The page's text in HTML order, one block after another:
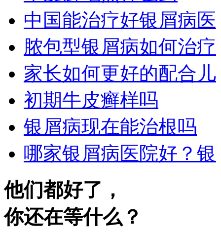
中国能治疗好银屑病医
脓包型银屑病如何治疗
家长如何更好的配合儿
初期牛皮癣样吗
银屑病现在能治根吗
哪家银屑病医院好？银
他们都好了，
你还在等什么？